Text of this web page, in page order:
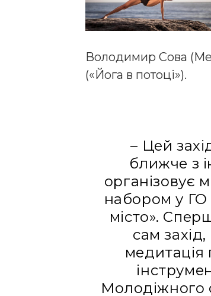
Володимир Сова
(«Йога в потоці»).
– Цей
ближче з
організовує
набором у
місто».
сам
медитація
Молодіжного